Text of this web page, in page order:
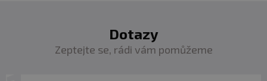
Dotazy
Zeptejte se, rádi vám pomůžeme